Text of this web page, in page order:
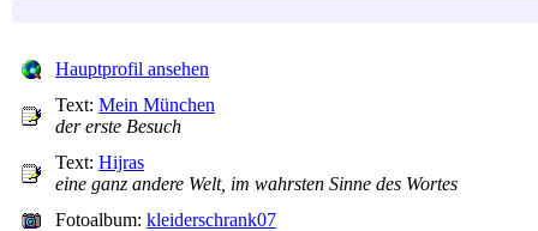
Hauptprofil ansehen
Text: Mein München
der erste Besuch
Text: Hijras
eine ganz andere Welt, im wahrsten Sinne des Wortes
Fotoalbum: kleiderschrank07